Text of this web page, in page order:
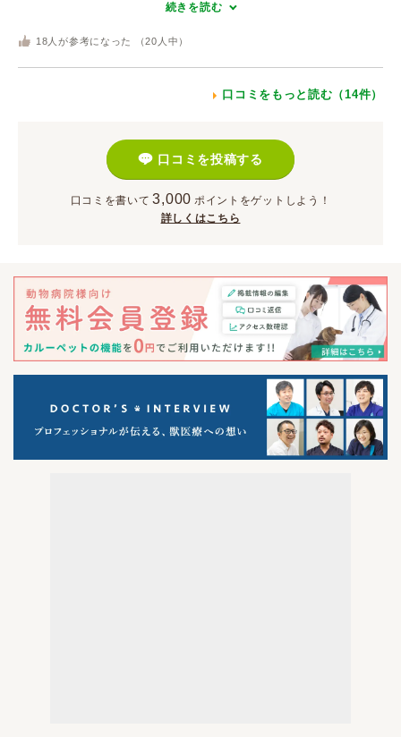
続きを読む
18 人が参考になった （20 人中）
口コミをもっと読む（14件）
口コミを投稿する
口コミを書いて 3,000 ポイント をゲットしよう！
詳しくはこちら